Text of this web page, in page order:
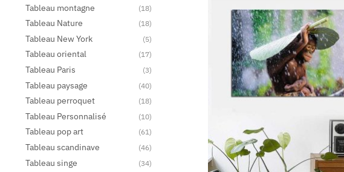
Tableau montagne (18)
Tableau Nature (18)
Tableau New York (5)
Tableau oriental (17)
Tableau Paris (3)
Tableau paysage (40)
Tableau perroquet (18)
Tableau Personnalisé (10)
Tableau pop art (61)
Tableau scandinave (46)
Tableau singe (34)